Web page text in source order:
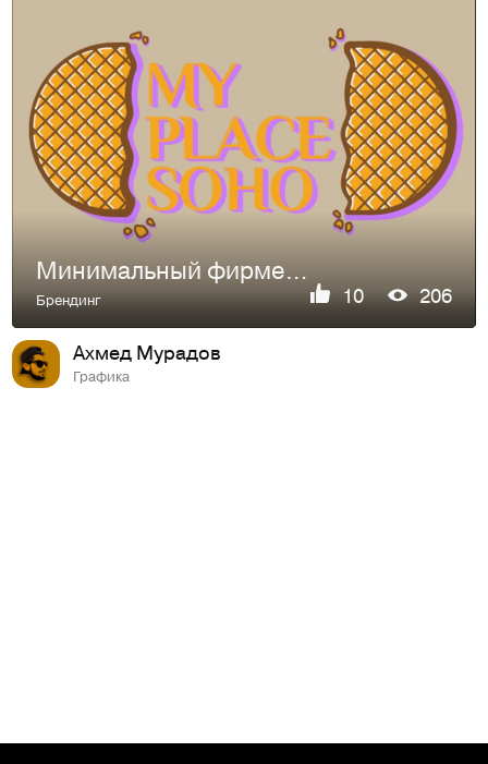
Минимальный фирменный стиль кофейни "My Place Soho"
Брендинг 10 206
Ахмед Мурадов
Графика